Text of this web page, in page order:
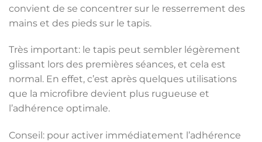
convient de se concentrer sur le resserrement des
mains et des pieds sur le tapis.
Très important: le tapis peut sembler légèrement
glissant lors des premières séances, et cela est
normal. En effet, c’est après quelques utilisations
que la microfibre devient plus rugueuse et
l’adhérence optimale.
Conseil: pour activer immédiatement l’adhérence